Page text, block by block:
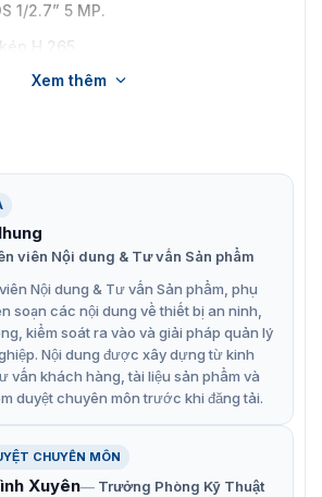
1/2.7” 5 MP.
H.265.
học chất lượng cao: 3,6 mm.
hợp.
loại thông minh nhúng dựa trên
máy tính.
năng phân tích video thông minh.
ứng dụng di động tương thích với
Xem thêm
viên Nội dung & Tư vấn Sản phẩm
Nội dung & Tư vấn Sản phẩm, phụ
soạn các nội dung về thiết bị an ninh,
kiểm soát ra vào và giải pháp quản lý
Nội dung được xây dựng từ kinh
vấn khách hàng, tài liệu sản phẩm và
duyệt chuyên môn trước khi đăng tải.
CHUYÊN MÔN
Xuyên
Trưởng Phòng Kỹ Thuật